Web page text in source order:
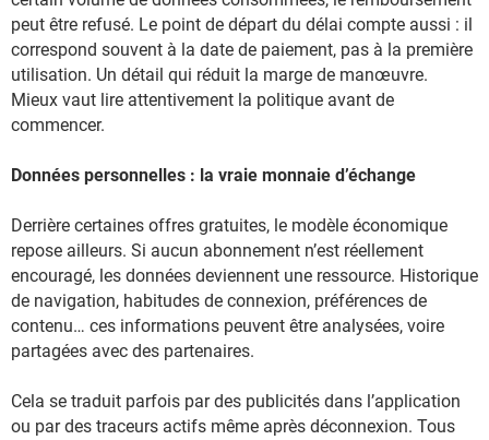
peut être refusé. Le point de départ du délai compte aussi : il
correspond souvent à la date de paiement, pas à la première
utilisation. Un détail qui réduit la marge de manœuvre.
Mieux vaut lire attentivement la politique avant de
commencer.
Données personnelles : la vraie monnaie d’échange
Derrière certaines offres gratuites, le modèle économique
repose ailleurs. Si aucun abonnement n’est réellement
encouragé, les données deviennent une ressource. Historique
de navigation, habitudes de connexion, préférences de
contenu… ces informations peuvent être analysées, voire
partagées avec des partenaires.
Cela se traduit parfois par des publicités dans l’application
ou par des traceurs actifs même après déconnexion. Tous